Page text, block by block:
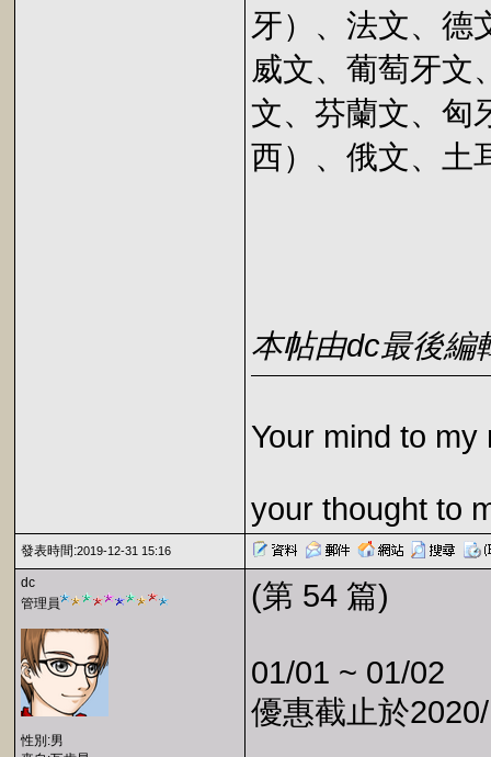
牙）、法文、德
威文、葡萄牙文
文、芬蘭文、匈
西）、俄文、土
本帖由dc最後編
Your mind to my
your thought to
發表時間:2019-12-31 15:16
dc
管理員
性別:男
(第 54 篇)
01/01 ~ 01/02
優惠截止於